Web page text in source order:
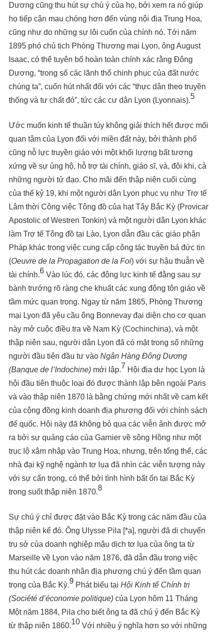
Dương cũng thu hút sự chú ý của họ, bởi xem ra nó giúp
họ tiếp cận mau chóng hơn đến vùng nội địa Trung Hoa,
cũng như do những sự lôi cuốn của chính nó. Tới năm
1895 phó chủ tịch Phòng Thương mại Lyon, ông August
Isaac, có thể tuyên bố hoàn toàn chính xác rằng Đông
Dương, “trong số các lãnh thổ chinh phục của đất nước
chúng ta”, cuốn hút nhất đối với các “thực dân theo truyền
thống và tư chất đó”, tức các cư dân Lyon (Lyonnais).5
Ước muốn kinh tế thuần túy không giải thích hết được mối
quan tâm của Lyon đối với miền đất này, bởi thành phố
cũng nỗ lực truyền giáo với một khối lượng bất tương
xứng về sự ủng hộ, hỗ trợ tài chính, giáo sĩ, và, đôi khi, cả
những người tử đạo. Cho mãi đến thập niên cuối cùng
của thế kỷ 19, khi một người dân Lyon phục vụ như Trợ tế
Lâm thời Công việc Tông đồ của hạt Tây Bắc Kỳ (Provicar
Apostolic of Westren Tonkin) và một người dân Lyon khác
làm Trợ tế Tông đồ tại Lào, Lyon dẫn đầu các giáo phận
Pháp khác trong việc cung cấp công tác truyền bá đức tin
(Oeuvre de la Propagation de la Foi) với sự hậu thuẫn về
tài chính.6 Vào lúc đó, các động lực kinh tế đằng sau sự
bành trướng rõ ràng che khuất các xung động tôn giáo về
tầm mức quan trọng. Ngay từ năm 1865, Phòng Thương
mại Lyon đã yêu cầu ông Bonnevay đại diện cho cơ quan
này mở cuộc điều tra về Nam Kỳ (Cochinchina), và một
thập niên sau, người dân Lyon đã có mặt trong số những
người đầu tiên đầu tư vào Ngân Hàng Đông Dương
(Banque de l’Indochine) mới lập.7 Hội địa dư học Lyon là
hội đầu tiên thuộc loại đó được thành lập bên ngoài Paris
và vào thập niên 1870 là bằng chứng mới nhất về cam kết
của cộng đồng kinh doanh địa phương đối với chính sách
đế quốc. Hội này đã không bỏ qua các viễn ảnh được mở
ra bởi sự quảng cáo của Garnier về sông Hồng như một
trục lộ xâm nhập vào Trung Hoa, nhưng, trên tổng thể, các
nhà đại kỹ nghệ ngành tơ lụa đã nhìn các viễn tượng này
với sự cẩn trọng, có thể bởi tình hình bất ổn tại Bắc Kỳ
trong suốt thập niên 1870.8
Sự chú ý chỉ được đặt vào Bắc Kỳ trong các năm đầu của
thập niên kế đó. Ông Ulysse Pila [*a], người đã di chuyển
trụ sở của doanh nghiệp mậu dịch tơ lụa của ông ta từ
Marseille về Lyon vào năm 1876, đã dẫn đầu trong việc
thu hút các doanh nhân địa phương chú ý đến tầm quan
trọng của Bắc Kỳ.9 Phát biểu tại Hội Kinh tế Chính trị
(Société d’économie politique) của Lyon hôm 11 Tháng
Một năm 1884, Pila cho biết ông ta đã chú ý đến Bắc Kỳ
từ thập niên 1860.10 Với nhiều ý nghĩa hơn so với những